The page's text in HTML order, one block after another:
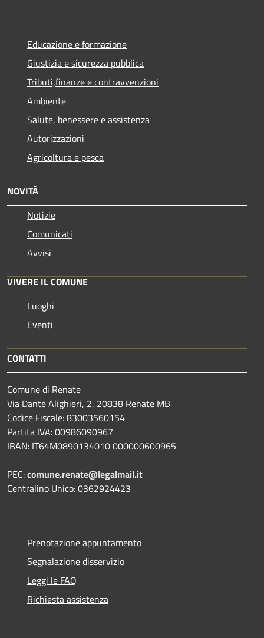
Educazione e formazione
Giustizia e sicurezza pubblica
Tributi,finanze e contravvenzioni
Ambiente
Salute, benessere e assistenza
Autorizzazioni
Agricoltura e pesca
NOVITÀ
Notizie
Comunicati
Avvisi
VIVERE IL COMUNE
Luoghi
Eventi
CONTATTI
Comune di Renate
Via Dante Alighieri, 2, 20838 Renate MB
Codice Fiscale: 83003560154
Partita IVA: 00986090967
IBAN: IT64M0890134010 000000600965
PEC:comune.renate@legalmail.it
Centralino Unico: 0362924423
Prenotazione appuntamento
Segnalazione disservizio
Leggi le FAQ
Richiesta assistenza